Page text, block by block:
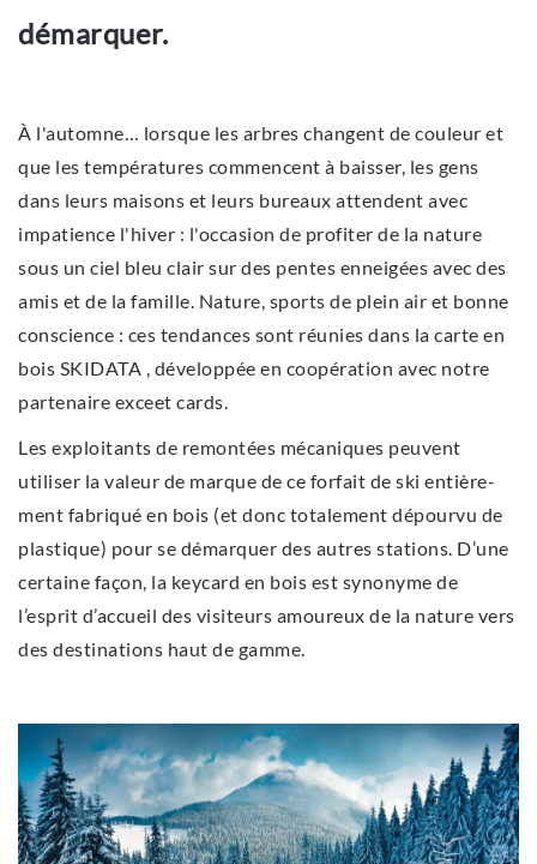
démarquer.
À l'automne… lorsque les arbres changent de couleur et
que les températures commencent à baisser, les gens
dans leurs maisons et leurs bureaux attendent avec
impatience l'hiver : l'occasion de profiter de la nature
sous un ciel bleu clair sur des pentes enneigées avec des
amis et de la famille. Nature, sports de plein air et bonne
conscience : ces tendances sont réunies dans la carte en
bois SKIDATA , développée en coopération avec notre
partenaire exceet cards.
Les exploitants de remontées mécaniques peuvent
utiliser la valeur de marque de ce forfait de ski entière-
ment fabriqué en bois (et donc totalement dépourvu de
plastique) pour se démarquer des autres stations. D’une
certaine façon, la keycard en bois est synonyme de
l’esprit d’accueil des visiteurs amoureux de la nature vers
des destinations haut de gamme.